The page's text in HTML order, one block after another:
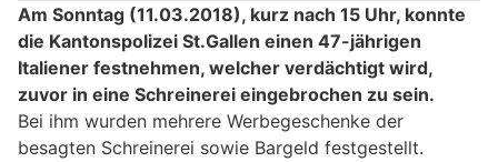
Am Sonntag (11.03.2018), kurz nach 15 Uhr, konnte
die Kantonspolizei St.Gallen einen 47-jährigen
Italiener festnehmen, welcher verdächtigt wird,
zuvor in eine Schreinerei eingebrochen zu sein.
Bei ihm wurden mehrere Werbegeschenke der
besagten Schreinerei sowie Bargeld festgestellt.